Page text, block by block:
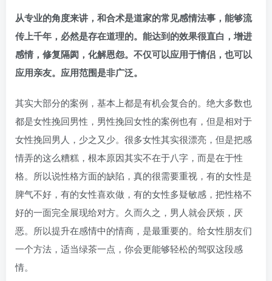
从专业的角度来讲，和合术是道家的常见感情法事，能够流
传上千年，必然是存在道理的。能达到的效果很直白，增进
感情，修复隔阂，化解恩怨。不仅可以应用于情侣，也可以
应用亲友。应用范围是非广泛。
其实大部分的案例，基本上都是有机会复合的。绝大多数也
都是女性挽回男性，男性挽回女性的案例也有，但是相对于
女性挽回男人，少之又少。很多女性其实很漂亮，但是把感
情弄的这么糟糕，根本原因其实不在于八字，而是在于性
格。所以说性格方面的缺陷，真的很需要重视，有的女性是
脾气不好，有的女性喜欢做，有的女性多疑敏感，把性格不
好的一面完全展现给对方。久而久之，男人就会厌烦，厌
恶。所以提升在感情中的情商，是最重要的。给女性朋友们
一个方法，适当绿茶一点，你会更能够轻松的驾驭这段感
情。